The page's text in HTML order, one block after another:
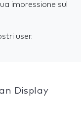
impressione sul
user.
Display